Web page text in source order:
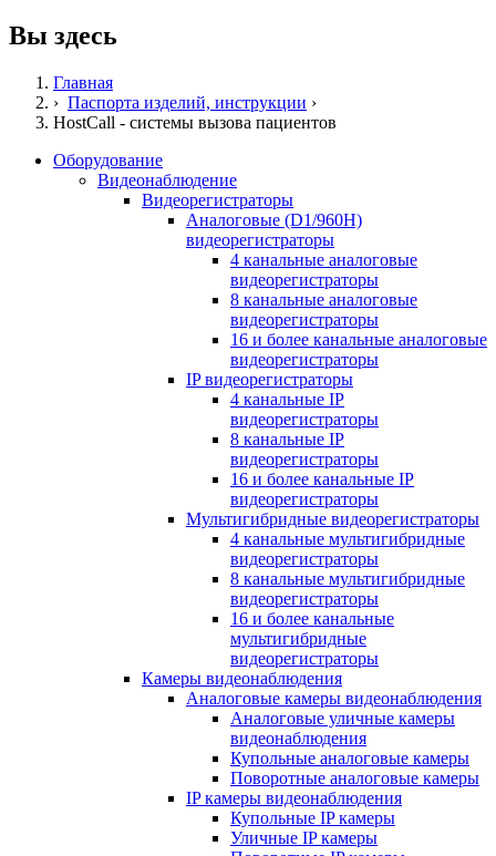
Вы здесь
Главная
› Паспорта изделий, инструкции ›
HostCall - системы вызова пациентов
Оборудование
Видеонаблюдение
Видеорегистраторы
Аналоговые (D1/960H)
видеорегистраторы
4 канальные аналоговые
видеорегистраторы
8 канальные аналоговые
видеорегистраторы
16 и более канальные аналоговые
видеорегистраторы
IP видеорегистраторы
4 канальные IP
видеорегистраторы
8 канальные IP
видеорегистраторы
16 и более канальные IP
видеорегистраторы
Мультигибридные видеорегистраторы
4 канальные мультигибридные
видеорегистраторы
8 канальные мультигибридные
видеорегистраторы
16 и более канальные
мультигибридные
видеорегистраторы
Камеры видеонаблюдения
Аналоговые камеры видеонаблюдения
Аналоговые уличные камеры
видеонаблюдения
Купольные аналоговые камеры
Поворотные аналоговые камеры
IP камеры видеонаблюдения
Купольные IP камеры
Уличные IP камеры